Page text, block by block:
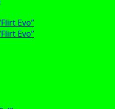
Evo”
Evo”